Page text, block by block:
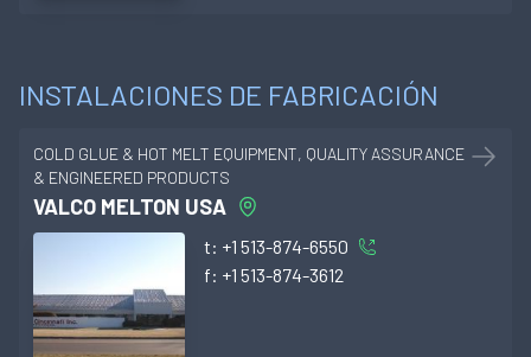
INSTALACIONES DE FABRICACIÓN
COLD GLUE & HOT MELT EQUIPMENT, QUALITY ASSURANCE
& ENGINEERED PRODUCTS
VALCO MELTON USA
t: +1 513-874-6550
f: +1 513-874-3612